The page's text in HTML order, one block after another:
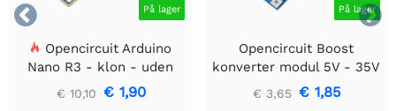

 På lager
Opencircuit Arduino
Nano R3 - klon - uden
headere
€ 10,10 € 1,90
På lager
Opencircuit Boost
konverter modul 5V - 35V
XL6009
€ 3,65 € 1,85